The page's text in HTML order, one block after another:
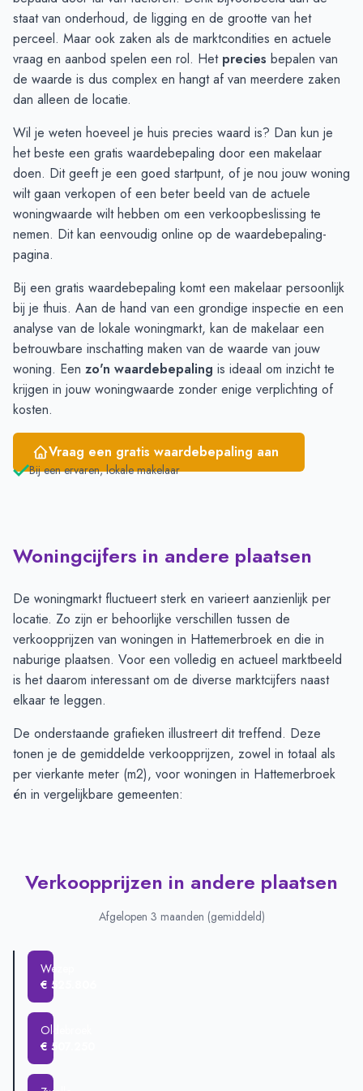
Oktober € 518.200
€ 707.925
November
€ 636.500
€ 796.259
December
€ 599.500
€ 773.444
Januari
€ 649.250
€ 660.000
Februari
€ 635.333
April
€ 454.166
€ 593.504
Mei
€ 423.500
€ 449.966
Juni
€ 401.875 € 459.950
staat van onderhoud, de ligging en de grootte van het
perceel. Maar ook zaken als de marktcondities en actuele
vraag en aanbod spelen een rol. Het precies bepalen van
de waarde is dus complex en hangt af van meerdere zaken
dan alleen de locatie.
Wil je weten hoeveel je huis precies waard is? Dan kun je
het beste een gratis waardebepaling door een makelaar
doen. Dit geeft je een goed startpunt, of je nou jouw woning
wilt gaan verkopen of een beter beeld van de actuele
woningwaarde wilt hebben om een verkoopbeslissing te
nemen. Dit kan eenvoudig online op de waardebepaling-
pagina.
Bij een gratis waardebepaling komt een makelaar persoonlijk
bij je thuis. Aan de hand van een grondige inspectie en een
analyse van de lokale woningmarkt, kan de makelaar een
betrouwbare inschatting maken van de waarde van jouw
woning. Een zo'n waardebepaling is ideaal om inzicht te
krijgen in jouw woningwaarde zonder enige verplichting of
kosten.
Vraag een gratis waardebepaling aan
Bij een ervaren, lokale makelaar
Woningcijfers in andere plaatsen
De woningmarkt fluctueert sterk en varieert aanzienlijk per
locatie. Zo zijn er behoorlijke verschillen tussen de
verkoopprijzen van woningen in Hattemerbroek en die in
naburige plaatsen. Voor een volledig en actueel marktbeeld
is het daarom interessant om de diverse marktcijfers naast
elkaar te leggen.
De onderstaande grafieken illustreert dit treffend. Deze
tonen je de gemiddelde verkoopprijzen, zowel in totaal als
per vierkante meter (m2), voor woningen in Hattemerbroek
én in vergelijkbare gemeenten:
Verkoopprijzen in andere plaatsen
Afgelopen 3 maanden (gemiddeld)
Wezep
€ 525.806
Oldebroek
€ 507.250